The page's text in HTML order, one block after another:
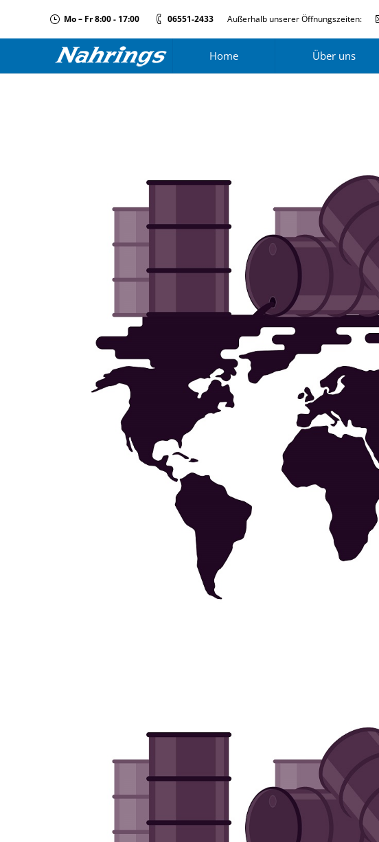
Mo – Fr 8:00 - 17:00 06551-2433 Außerhalb unserer Öffnungszeiten:
Home Über uns